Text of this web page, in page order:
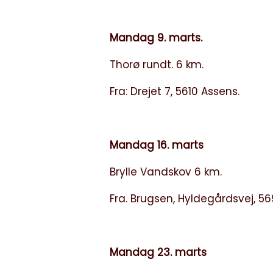
Mandag 9. marts.
Thorø rundt. 6 km.
Fra: Drejet 7, 5610 Assens.
Mandag 16. marts
Brylle Vandskov 6 km.
Fra. Brugsen, Hyldegårdsvej,
Mandag 23. marts